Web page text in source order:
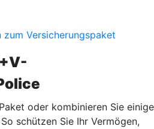
Versicherungspaket
oder kombinieren Sie einige
schützen Sie Ihr Vermögen,